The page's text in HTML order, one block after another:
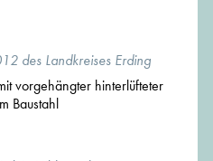
des Landkreises Erding
vorgehängter hinterlüfteter
Baustahl